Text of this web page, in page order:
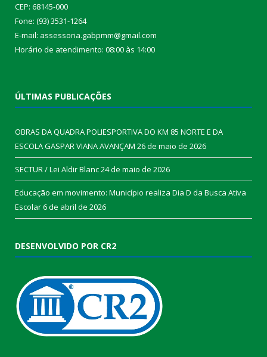
CEP: 68145-000
Fone: (93) 3531-1264
E-mail: assessoria.gabpmm@gmail.com
Horário de atendimento: 08:00 às 14:00
ÚLTIMAS PUBLICAÇÕES
OBRAS DA QUADRA POLIESPORTIVA DO KM 85 NORTE E DA
ESCOLA GASPAR VIANA AVANÇAM 26 de maio de 2026
SECTUR / Lei Aldir Blanc24 de maio de 2026
Educação em movimento: Município realiza Dia D da Busca Ativa
Escolar6 de abril de 2026
DESENVOLVIDO POR CR2